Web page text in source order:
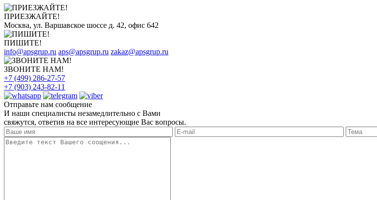
ПРИЕЗЖАЙТЕ!
Москва, ул. Варшавское шоссе д. 42, офис 642
ПИШИТЕ!
info@apsgrup.ru aps@apsgrup.ru zakaz@apsgrup.ru
ЗВОНИТЕ НАМ!
+7 (499) 286-27-57
+7 (903) 243-82-11
Отправьте нам сообщение
И наши специалисты незамедлительно с Вами
свяжутся, ответив на все интересующие Вас вопросы.